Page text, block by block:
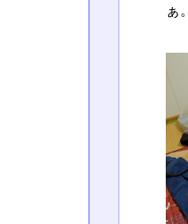
ぁ。